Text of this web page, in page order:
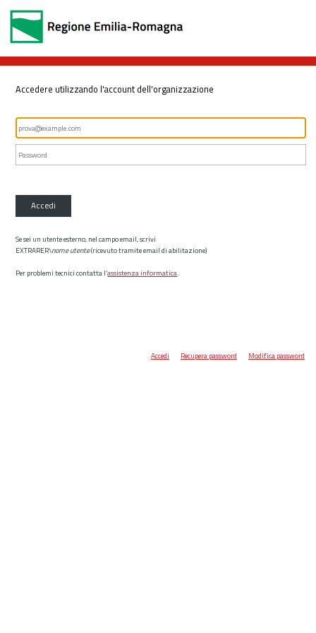
Accedere utilizzando l'account dell'organizzazione
Accedi
Se sei un utente esterno, nel campo email, scrivi
EXTRARER\nome utente(ricevuto tramite email di abilitazione)
Per problemi tecnici contatta l’assistenza informatica.
Accedi Recupera password Modifica password